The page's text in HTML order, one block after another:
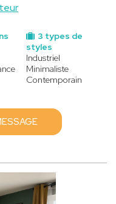
3 types de
styles
Industriel
Minimaliste
Contemporain